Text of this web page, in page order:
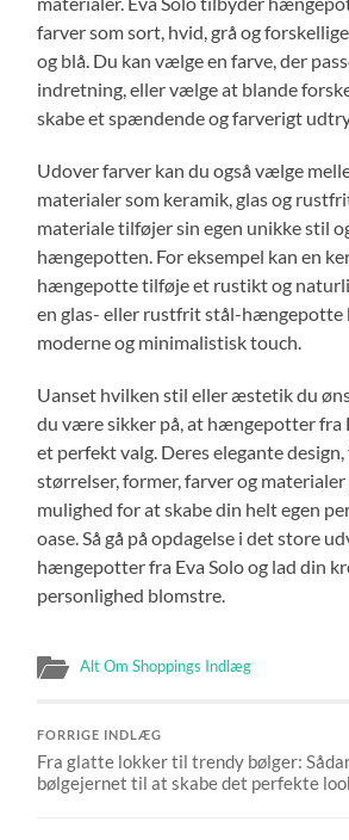
farver som sort, hvid, grå og
og blå. Du kan vælge en farve, der
indretning, eller vælge at blande
skabe et spændende og farverigt
Udover farver kan du også vælge
materialer som keramik, glas og
materiale tilføjer sin egen unikke stil
hængepotten. For eksempel kan en
hængepotte tilføje et rustikt og
en glas- eller rustfrit stål-hængepotte
moderne og minimalistisk touch.
Uanset hvilken stil eller æstetik du
du være sikker på, at hængepotter fra
et perfekt valg. Deres elegante
størrelser, former, farver og
mulighed for at skabe din helt egen
oase. Så gå på opdagelse i det store
hængepotter fra Eva Solo og lad din
personlighed blomstre.
Alt Om Shoppings Indlæg
FORRIGE INDLÆG
Fra glatte lokker til trendy bølger:
bølgejernet til at skabe det perfekte